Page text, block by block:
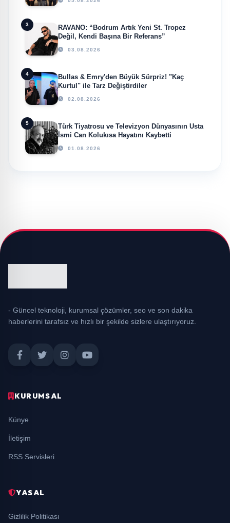
3
RAVANO: “Bodrum Artık Yeni St. Tropez
Değil, Kendi Başına Bir Referans”
03.08.2026
4
Bullas & Emry'den Büyük Sürpriz! "Kaç
Kurtul" ile Tarz Değiştirdiler
02.08.2026
5
Türk Tiyatrosu ve Televizyon Dünyasının Usta
İsmi Can Kolukısa Hayatını Kaybetti
01.08.2026
- Güncel teknoloji, kurumsal çözümler, seo ve son dakika
haberlerini tarafsız ve hızlı bir şekilde sizlere ulaştırıyoruz.
KURUMSAL
Künye
İletişim
RSS Servisleri
YASAL
Gizlilik Politikası